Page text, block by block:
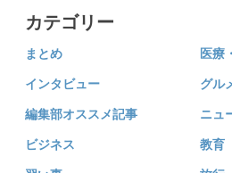
カテゴリー
まとめ 医療
インタビュー グル
編集部オススメ記事 ニュ
ビジネス 教育